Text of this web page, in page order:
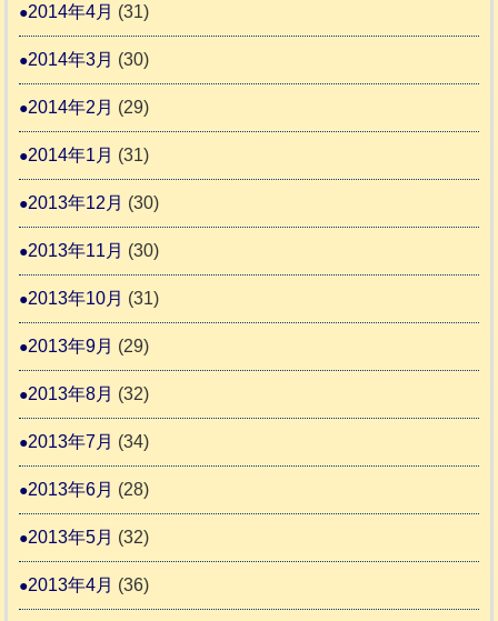
2014年4月 (31)
2014年3月 (30)
2014年2月 (29)
2014年1月 (31)
2013年12月 (30)
2013年11月 (30)
2013年10月 (31)
2013年9月 (29)
2013年8月 (32)
2013年7月 (34)
2013年6月 (28)
2013年5月 (32)
2013年4月 (36)